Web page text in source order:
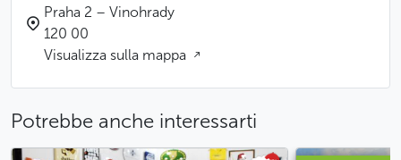
Praha 2 – Vinohrady
120 00
Visualizza sulla mappa
Potrebbe anche interessarti